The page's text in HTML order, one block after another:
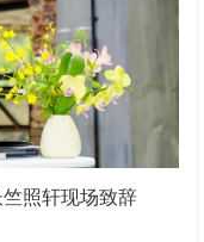
照轩现场致辞